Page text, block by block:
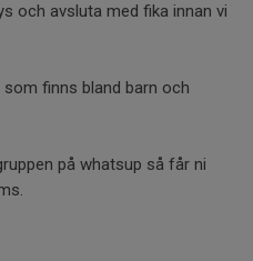
och avsluta med fika innan vi
finns bland barn och
på whatsup så får ni